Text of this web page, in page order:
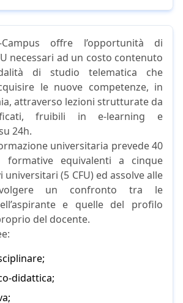
Campus offre l’opportunità di
necessari ad un costo contenuto
di studio telematica che
le nuove competenze, in
attraverso lezioni strutturate da
fruibili in e-learning e
24h.
universitaria prevede 40
equivalenti a cinque
(5 CFU) ed assolve alle
un confronto tra le
e quelle del profilo
del docente.
didattica;